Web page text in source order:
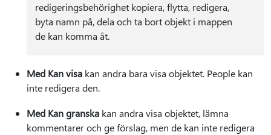
redigeringsbehörighet kopiera, flytta, redigera,
byta namn på, dela och ta bort objekt i mappen
de kan komma åt.
Med Kan visa kan andra bara visa objektet. People kan
inte redigera den.
Med Kan granska kan andra visa objektet, lämna
kommentarer och ge förslag, men de kan inte redigera